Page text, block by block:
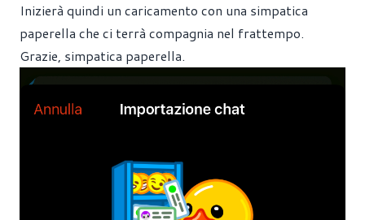
Inizierà quindi un caricamento con una simpatica
paperella che ci terrà compagnia nel frattempo.
Grazie, simpatica paperella.